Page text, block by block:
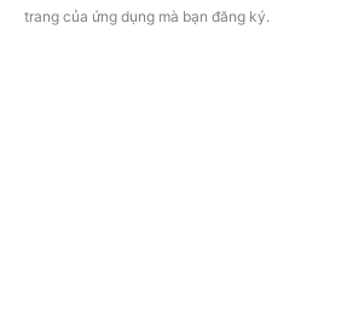
trang của ứng dụng mà bạn đăng ký.